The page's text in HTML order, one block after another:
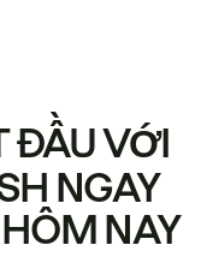
ĐẦU VỚI
NGAY
NAY